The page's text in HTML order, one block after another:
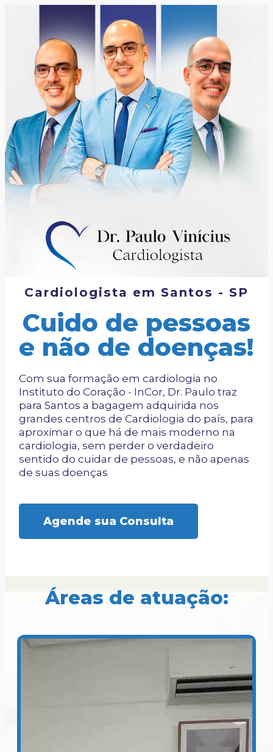
Cardiologista em Santos - SP
Cuido de pessoas
e não de doenças!
Com sua formação em cardiologia no
Instituto do Coração - InCor, Dr. Paulo traz
para Santos a bagagem adquirida nos
grandes centros de Cardiologia do país, para
aproximar o que há de mais moderno na
cardiologia, sem perder o verdadeiro
sentido do cuidar de pessoas, e não apenas
de suas doenças
Agende sua Consulta
Áreas de atuação: